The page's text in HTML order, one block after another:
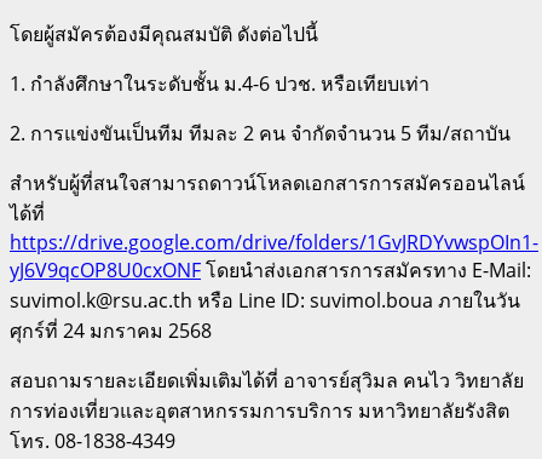
โดยผู้สมัครต้องมีคุณสมบัติ ดังต่อไปนี้
1. กำลังศึกษาในระดับชั้น ม.4-6 ปวช. หรือเทียบเท่า
2. การแข่งขันเป็นทีม ทีมละ 2 คน จำกัดจำนวน 5 ทีม/สถาบัน
สำหรับผู้ที่สนใจสามารถดาวน์โหลดเอกสารการสมัครออนไลน์
ได้ที่
https://drive.google.com/drive/folders/1GvJRDYvwspOIn1-
yJ6V9qcOP8U0cxONFโดยนำส่งเอกสารการสมัครทาง E-Mail:
suvimol.k@rsu.ac.th หรือ Line ID: suvimol.boua ภายในวัน
ศุกร์ที่ 24 มกราคม 2568
สอบถามรายละเอียดเพิ่มเติมได้ที่ อาจารย์สุวิมล คนไว วิทยาลัย
การท่องเที่ยวและอุตสาหกรรมการบริการ มหาวิทยาลัยรังสิต
โทร. 08-1838-4349